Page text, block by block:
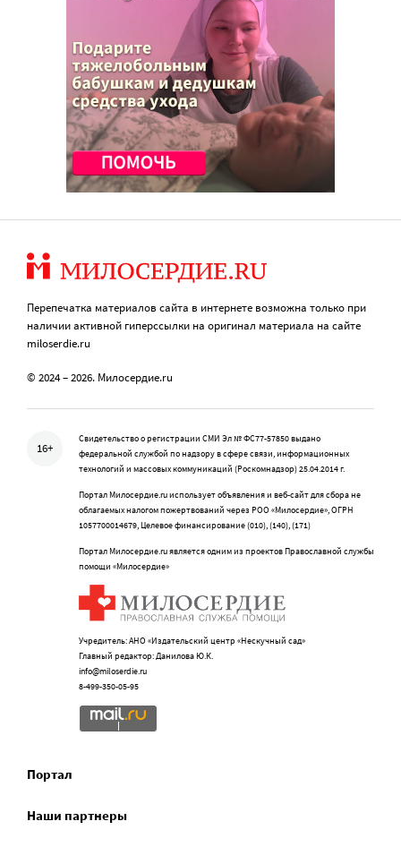
Перепечатка материалов сайта в интернете возможна только при
наличии активной гиперссылки на оригинал материала на сайте
miloserdie.ru
© 2024 – 2026. Милосердие.ru
16+
Свидетельство о регистрации СМИ Эл № ФС77-57850 выдано
федеральной службой по надзору в сфере связи, информационных
технологий и массовых коммуникаций (Роскомнадзор) 25.04.2014 г.
Портал Милосердие.ru использует объявления и веб-сайт для сбора не
облагаемых налогом пожертвований через РОО «Милосердие», ОГРН
1057700014679, Целевое финансирование (010), (140), (171)
Портал Милосердие.ru является одним из проектов Православной службы
помощи «Милосердие»
Учредитель: АНО «Издательский центр «Нескучный сад»
Главный редактор: Данилова Ю.К.
info@miloserdie.ru
8-499-350-05-95
Портал
Наши партнеры